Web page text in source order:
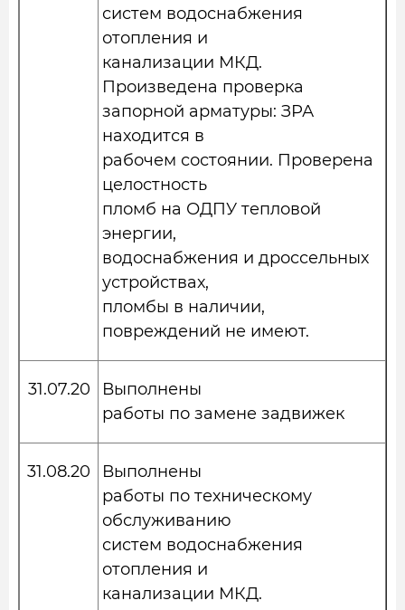
систем водоснабжения
отопления и
канализации МКД.
Произведена проверка
запорной арматуры: ЗРА
находится в
рабочем состоянии. Проверена
целостность
пломб на ОДПУ тепловой
энергии,
водоснабжения и дроссельных
устройствах,
пломбы в наличии,
повреждений не имеют.
31.07.20
Выполнены
работы по замене задвижек
31.08.20
Выполнены
работы по техническому
обслуживанию
систем водоснабжения
отопления и
канализации МКД.